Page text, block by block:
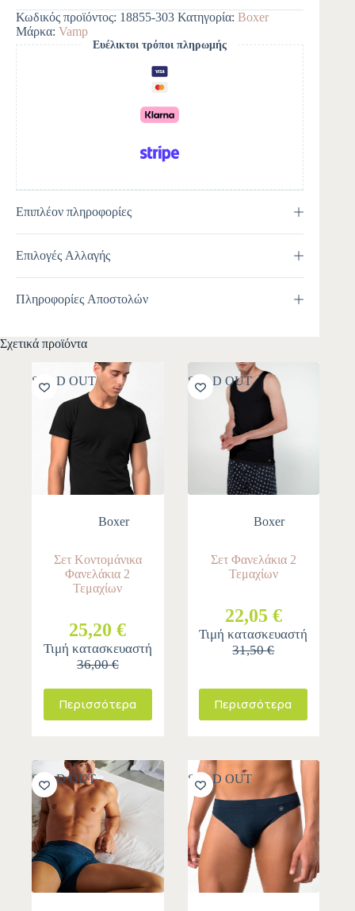
e
r
n
a
t
i
v
e
:
Κωδικός προϊόντος: 18855-303 Κατηγορία: Boxer
Μάρκα: Vamp
Ευέλικτοι τρόποι πληρωμής
Επιπλέον πληροφορίες
Επιλογές Αλλαγής
Πληροφορίες Αποστολών
Σχετικά προϊόντα
SOLD OUT
Boxer
Σετ Κοντομάνικα
Φανελάκια 2
Τεμαχίων
25,20 €
Τιμή κατασκευαστή
36,00 €
Περισσότερα
SOLD OUT
Boxer
Σετ Φανελάκια 2
Τεμαχίων
22,05 €
Τιμή κατασκευαστή
31,50 €
Περισσότερα
SOLD OUT SOLD OUT